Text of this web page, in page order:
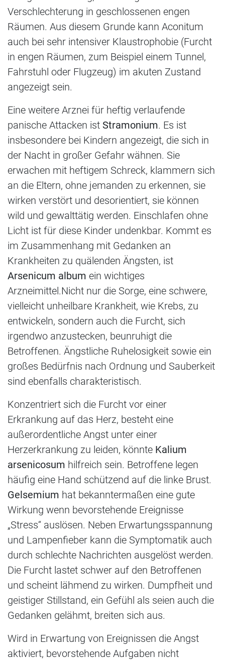
Verschlechterung in geschlossenen engen
Räumen. Aus diesem Grunde kann Aconitum
auch bei sehr intensiver Klaustrophobie (Furcht
in engen Räumen, zum Beispiel einem Tunnel,
Fahrstuhl oder Flugzeug) im akuten Zustand
angezeigt sein.
Eine weitere Arznei für heftig verlaufende
panische Attacken ist Stramonium. Es ist
insbesondere bei Kindern angezeigt, die sich in
der Nacht in großer Gefahr wähnen. Sie
erwachen mit heftigem Schreck, klammern sich
an die Eltern, ohne jemanden zu erkennen, sie
wirken verstört und desorientiert, sie können
wild und gewalttätig werden. Einschlafen ohne
Licht ist für diese Kinder undenkbar. Kommt es
im Zusammenhang mit Gedanken an
Krankheiten zu quälenden Ängsten, ist
Arsenicum album ein wichtiges
Arzneimittel.Nicht nur die Sorge, eine schwere,
vielleicht unheilbare Krankheit, wie Krebs, zu
entwickeln, sondern auch die Furcht, sich
irgendwo anzustecken, beunruhigt die
Betroffenen. Ängstliche Ruhelosigkeit sowie ein
großes Bedürfnis nach Ordnung und Sauberkeit
sind ebenfalls charakteristisch.
Konzentriert sich die Furcht vor einer
Erkrankung auf das Herz, besteht eine
außerordentliche Angst unter einer
Herzerkrankung zu leiden, könnte Kalium
arsenicosum hilfreich sein. Betroffene legen
häufig eine Hand schützend auf die linke Brust.
Gelsemium hat bekanntermaßen eine gute
Wirkung wenn bevorstehende Ereignisse
„Stress“ auslösen. Neben Erwartungsspannung
und Lampenfieber kann die Symptomatik auch
durch schlechte Nachrichten ausgelöst werden.
Die Furcht lastet schwer auf den Betroffenen
und scheint lähmend zu wirken. Dumpfheit und
geistiger Stillstand, ein Gefühl als seien auch die
Gedanken gelähmt, breiten sich aus.
Wird in Erwartung von Ereignissen die Angst
aktiviert, bevorstehende Aufgaben nicht